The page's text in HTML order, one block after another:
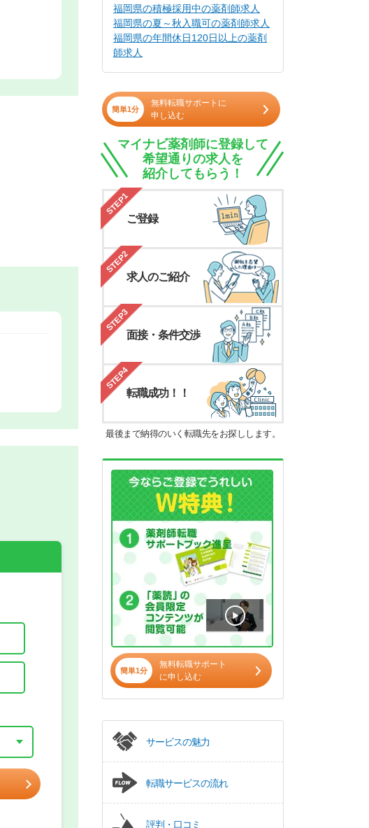
希望の働き方
正社員
パート(週4日～5日)
福岡県の積極採用中の薬剤師求人
福岡県の夏～秋入職可の薬剤師求人
福岡県の年間休日120日以上の薬剤
師求人
簡単1分
無料転職サポートに
申し込む
マイナビ薬剤師に登録して
希望通りの求人を
紹介してもらう！
STEP1
ご登録
STEP2
求人のご紹介
STEP3
面接・条件交渉
STEP4
転職成功！！
最後まで納得のいく転職先をお探しします。
簡単1分
無料転職サポート
に申し込む
サービスの魅力
転職サービスの流れ
評判・口コミ